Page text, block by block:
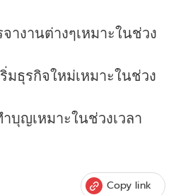
างานต่างๆเหมาะในช่วง
มธุรกิจใหม่เหมาะในช่วง
บุญเหมาะในช่วงเวลา
Copy link